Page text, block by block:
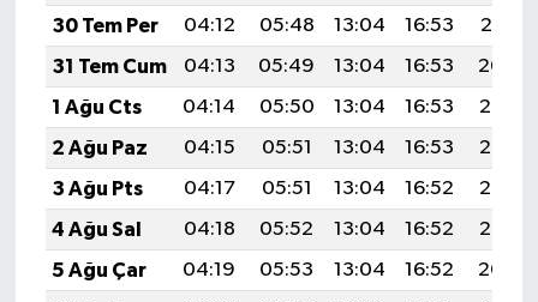
30 Tem Per
04:12 05:48 13:04 16:53
20:10
31 Tem Cum
04:13 05:49 13:04 16:53
20:09
1 Ağu Cts
04:14 05:50 13:04 16:53
20:08
2 Ağu Paz
04:15 05:51 13:04 16:53
20:07
3 Ağu Pts
04:17 05:51 13:04 16:52
20:06
4 Ağu Sal
04:18 05:52 13:04 16:52
20:05
5 Ağu Çar
04:19 05:53 13:04 16:52
20:04